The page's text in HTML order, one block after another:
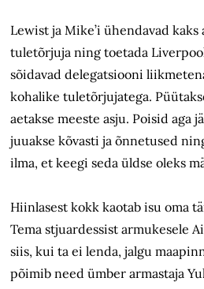
Lewist ja Mike’i ühendavad kaks
tuletõrjuja ning toetada
sõidavad delegatsiooni
kohalike tuletõrjujatega.
aetakse meeste asju. Poisid aga
juuakse kõvasti ja õnnetused
ilma, et keegi seda üldse oleks
Hiinlasest kokk kaotab isu oma
Tema stjuardessist armukesele
siis, kui ta ei lenda, jalgu
põimib need ümber armastaja